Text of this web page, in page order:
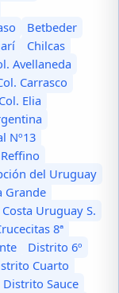
Betbeder
Chilcas
Avellaneda
Carrasco
Col. Elia
Nº13
del Uruguay
Grande
Costa Uruguay S.
8ª
Distrito 6º
Cuarto
Distrito Sauce